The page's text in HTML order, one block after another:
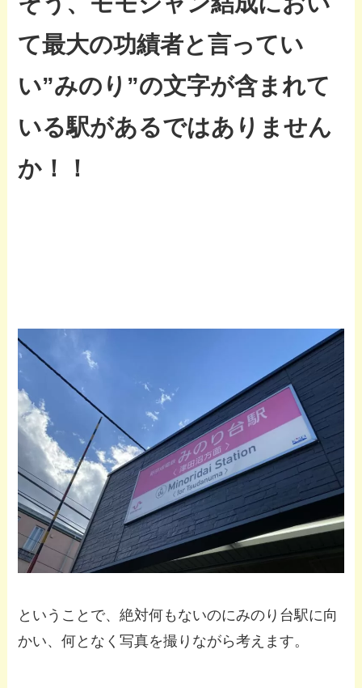
て最大の功績者と言ってい
い”みのり”の文字が含まれて
いる駅があるではありません
か！！
ということで、絶対何もないのにみのり台駅に向
かい、何となく写真を撮りながら考えます。